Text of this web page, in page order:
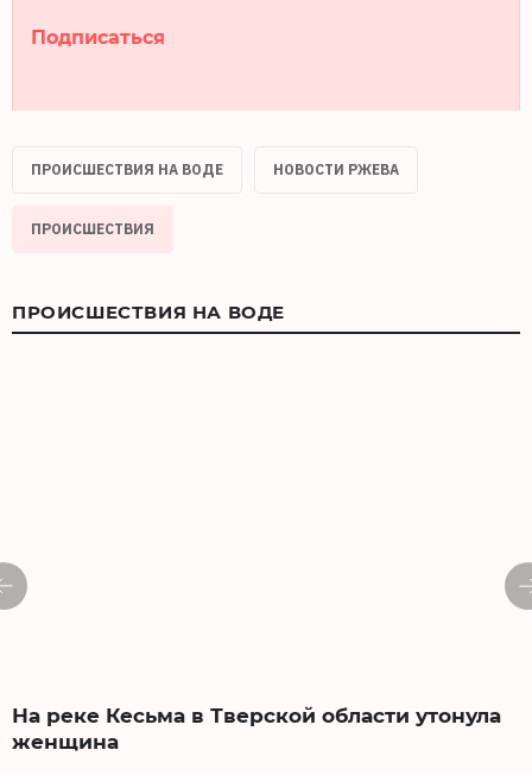
Подписаться
ПРОИСШЕСТВИЯ НА ВОДЕ НОВОСТИ РЖЕВА
ПРОИСШЕСТВИЯ
ПРОИСШЕСТВИЯ НА ВОДЕ
На реке Кесьма в Тверской области утонула
женщина